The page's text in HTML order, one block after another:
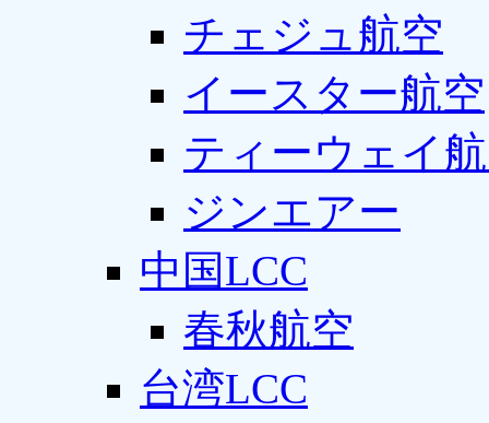
チェジュ航空
イースター航空
ティーウェイ
ジンエアー
中国LCC
春秋航空
台湾LCC